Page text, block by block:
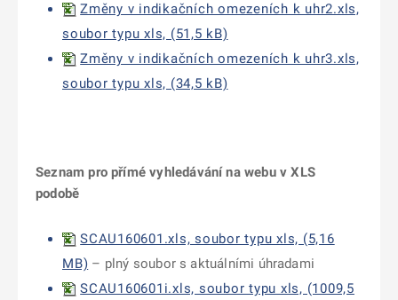
Změny v indikačních omezeních k uhr2.xls,
soubor typu xls, (51,5 kB)
Změny v indikačních omezeních k uhr3.xls,
soubor typu xls, (34,5 kB)
Seznam pro přímé vyhledávání na webu v XLS
podobě
SCAU160601.xls, soubor typu xls, (5,16
MB) – plný soubor s aktuálními úhradami
SCAU160601i.xls, soubor typu xls, (1009,5